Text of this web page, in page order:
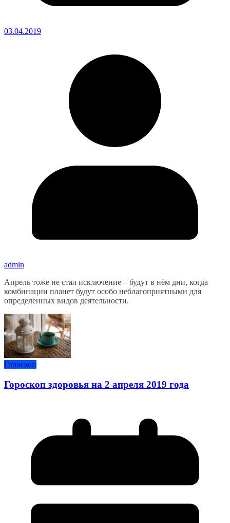
03.04.2019
admin
Апрель тоже не стал исключение – будут в нём дни, когда
комбинации планет будут особо неблагоприятными для
определенных видов деятельности.
Гороскоп
Гороскоп здоровья на 2 апреля 2019 года